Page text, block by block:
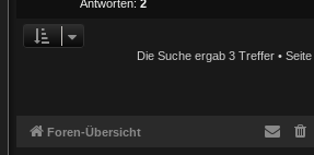
Antworten: 2
Die Suche ergab 3 Treffer • Seite
Foren-Übersicht